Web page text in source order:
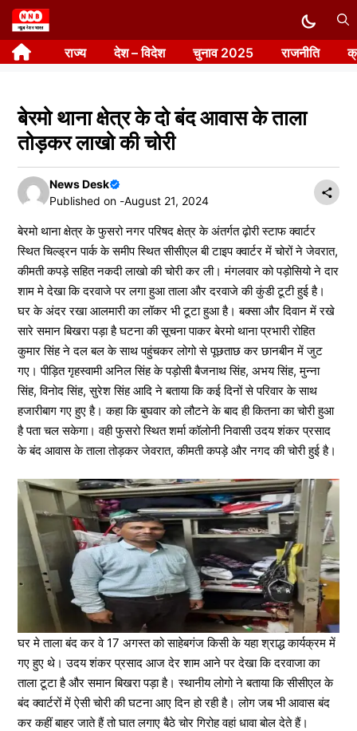
Skip
to
content राज्य देश – विदेश चुनाव 2025 राजनीति
बेरमो थाना क्षेत्र के दो बंद आवास के ताला
तोड़कर लाखो की चोरी
News Desk
Published on -August 21, 2024
बेरमो थाना क्षेत्र के फुसरो नगर परिषद क्षेत्र के अंतर्गत ढ़ोरी स्टाफ क्वार्टर
स्थित चिल्ड्रन पार्क के समीप स्थित सीसीएल बी टाइप क्वार्टर में चोरों ने जेवरात,
कीमती कपड़े सहित नकदी लाखो की चोरी कर ली। मंगलवार को पड़ोसियो ने दार
शाम मे देखा कि दरवाजे पर लगा हुआ ताला और दरवाजे की कुंडी टूटी हुई है।
घर के अंदर रखा आलमारी का लॉकर भी टूटा हुआ है। बक्सा और दिवान में रखे
सारे समान बिखरा पड़ा है घटना की सूचना पाकर बेरमो थाना प्रभारी रोहित
कुमार सिंह ने दल बल के साथ पहुंचकर लोगो से पूछताछ कर छानबीन में जुट
गए। पीड़ित गृहस्वामी अनिल सिंह के पड़ोसी बैजनाथ सिंह, अभय सिंह, मुन्ना
सिंह, विनोद सिंह, सुरेश सिंह आदि ने बताया कि कई दिनों से परिवार के साथ
हजारीबाग गए हुए है। कहा कि बुघवार को लौटने के बाद ही कितना का चोरी हुआ
है पता चल सकेगा। वही फुसरो स्थित शर्मा कॉलोनी निवासी उदय शंकर प्रसाद
के बंद आवास के ताला तोड़कर जेवरात, कीमती कपड़े और नगद की चोरी हुई है।
घर मे ताला बंद कर वे 17 अगस्त को साहेबगंज किसी के यहा श्राद्ध कार्यक्रम में
गए हुए थे। उदय शंकर प्रसाद आज देर शाम आने पर देखा कि दरवाजा का
ताला टूटा है और समान बिखरा पड़ा है। स्थानीय लोगो ने बताया कि सीसीएल के
बंद क्वार्टरों में ऐसी चोरी की घटना आए दिन हो रही है। लोग जब भी आवास बंद
कर कहीं बाहर जाते हैं तो घात लगाए बैठे चोर गिरोह वहां धावा बोल देते हैं।